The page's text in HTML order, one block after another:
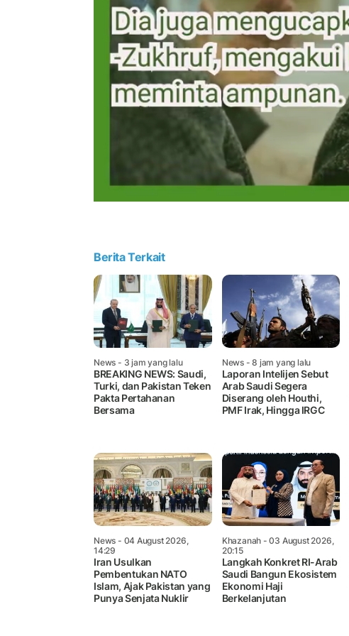
Berita Terkait
News - 3 jam yang lalu
BREAKING NEWS: Saudi,
Turki, dan Pakistan Teken
Pakta Pertahanan
Bersama
News- 8 jam yang lalu
Laporan Intelijen Sebut
Arab Saudi Segera
Diserang oleh Houthi,
PMF Irak, Hingga IRGC
News - 04 August 2026,
14:29
Iran Usulkan
Pembentukan NATO
Islam, Ajak Pakistan yang
Punya Senjata Nuklir
Khazanah - 03 August 2026,
20:15
Langkah Konkret RI-Arab
Saudi Bangun Ekosistem
Ekonomi Haji
Berkelanjutan